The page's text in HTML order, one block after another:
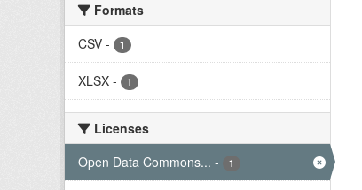
Formats
CSV - 1
XLSX - 1
Licenses
Open Data Commons... - 1